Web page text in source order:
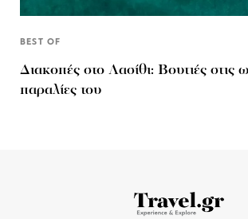
BEST OF
Διακοπές στο Λασίθι: Βουτιές στις
παραλίες του